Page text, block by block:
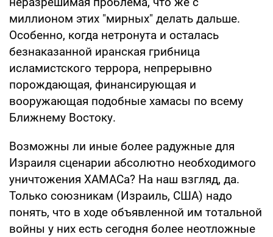
миллионом этих "мирных" делать дальше.
Особенно, когда нетронута и осталась
безнаказанной иранская грибница
исламистского террора, непрерывно
порождающая, финансирующая и
вооружающая подобные хамасы по всему
Ближнему Востоку.
Возможны ли иные более радужные для
Израиля сценарии абсолютно необходимого
уничтожения ХАМАСа? На наш взгляд, да.
Только союзникам (Израиль, США) надо
понять, что в ходе объявленной им тотальной
войны у них есть сегодня более неотложные